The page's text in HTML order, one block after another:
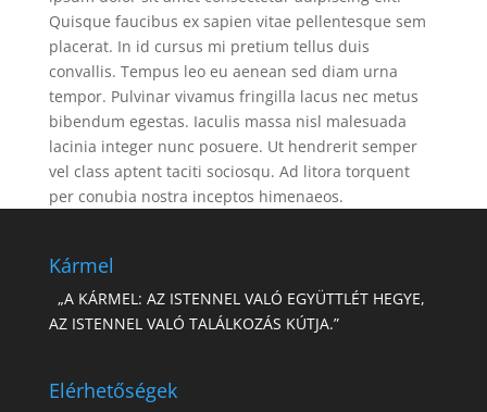
Quisque faucibus ex sapien vitae pellentesque sem
placerat. In id cursus mi pretium tellus duis
convallis. Tempus leo eu aenean sed diam urna
tempor. Pulvinar vivamus fringilla lacus nec metus
bibendum egestas. Iaculis massa nisl malesuada
lacinia integer nunc posuere. Ut hendrerit semper
vel class aptent taciti sociosqu. Ad litora torquent
per conubia nostra inceptos himenaeos.
Kármel
„A KÁRMEL: AZ ISTENNEL VALÓ EGYÜTTLÉT HEGYE,
AZ ISTENNEL VALÓ TALÁLKOZÁS KÚTJA.”
Elérhetőségek